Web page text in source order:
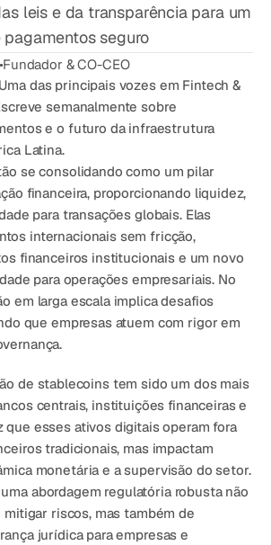
Comece agora
leis e da transparência para um
seguro
Fundador & CO-CEO
das principais vozes em Fintech &
semanalmente sobre
e o futuro da infraestrutura
Latina.
se consolidando como um pilar
financeira, proporcionando liquidez,
para transações globais. Elas
internacionais sem fricção,
financeiros institucionais e um novo
para operações empresariais. No
em larga escala implica desafios
que empresas atuem com rigor em
.
de stablecoins tem sido um dos mais
centrais, instituições financeiras e
que esses ativos digitais operam fora
tradicionais, mas impactam
monetária e a supervisão do setor.
abordagem regulatória robusta não
mitigar riscos, mas também de
jurídica para empresas e